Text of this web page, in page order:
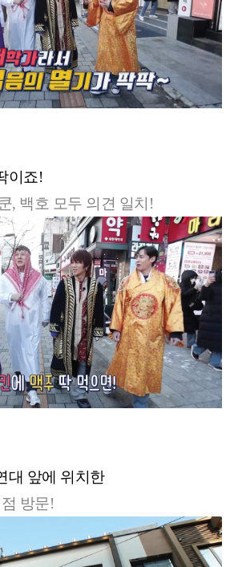
이죠!
, 백호 모두 의견 일치!
대 앞에 위치한
방문!